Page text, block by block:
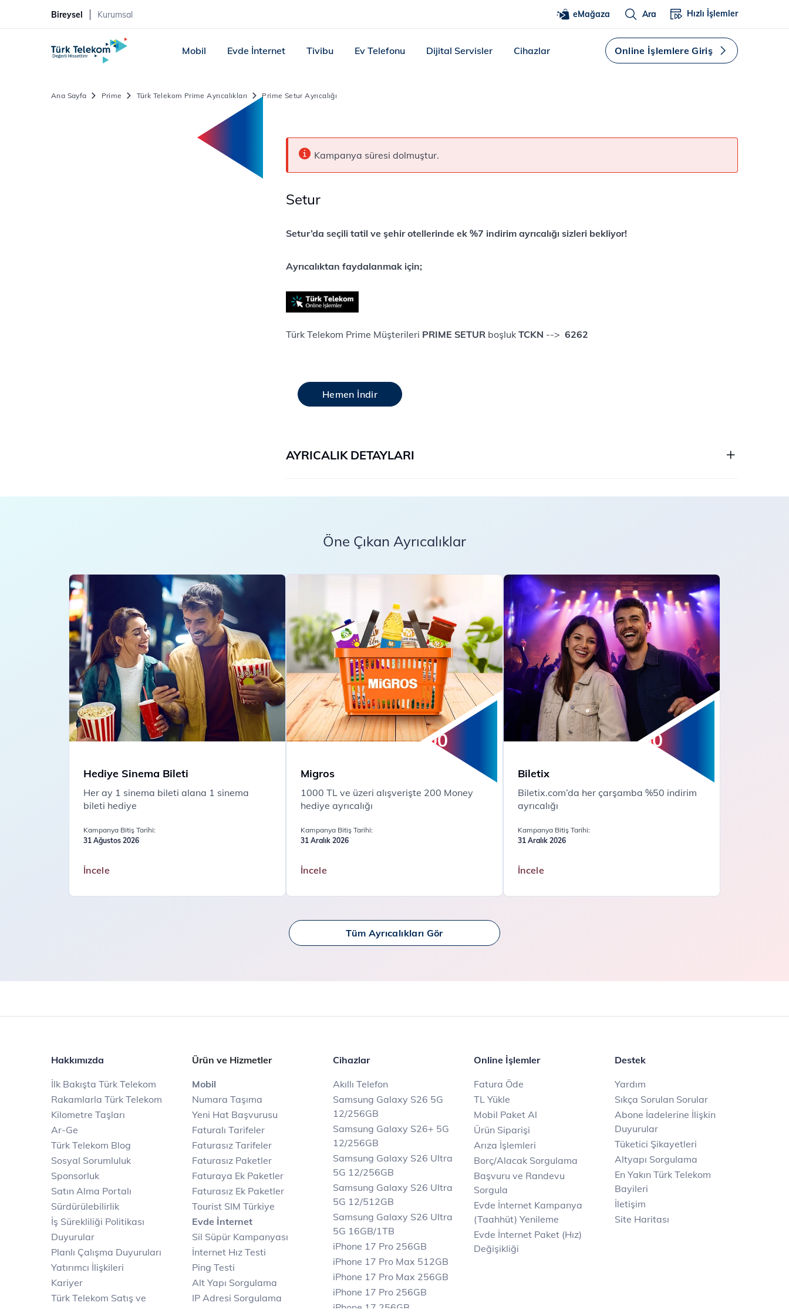
Bireysel Kurumsal eMağaza Ara Hızlı İşlemler
Mobil Evde İnternet Tivibu Ev Telefonu Dijital Servisler Cihazlar Online İşlemlere Giriş
Ana Sayfa Prime Türk Telekom Prime Ayrıcalıkları Prime Setur Ayrıcalığı
7
İndirim
Kampanya süresi dolmuştur.
Setur
Setur’da seçili tatil ve şehir otellerinde ek %7 indirim ayrıcalığı sizleri bekliyor!
Ayrıcalıktan faydalanmak için;
Türk Telekom Prime Müşterileri PRIME SETUR boşluk TCKN --> 6262
Hemen İndir
AYRICALIK DETAYLARI
Öne Çıkan Ayrıcalıklar
Hediye Sinema Bileti
Her ay 1 sinema bileti alana 1 sinema
bileti hediye
Kampanya Bitiş Tarihi:
31 Ağustos 2026
İncele
Migros
1000 TL ve üzeri alışverişte 200 Money
hediye ayrıcalığı
Kampanya Bitiş Tarihi:
31 Aralık 2026
İncele
200
Biletix
Biletix.com’da her çarşamba %50 indirim
ayrıcalığı
Kampanya Bitiş Tarihi:
31 Aralık 2026
İncele
%50
İndirim
Tüm Ayrıcalıkları Gör
Hakkımızda
İlk Bakışta Türk Telekom
Rakamlarla Türk Telekom
Kilometre Taşları
Ar-Ge
Türk Telekom Blog
Sosyal Sorumluluk
Sponsorluk
Satın Alma Portalı
Sürdürülebilirlik
İş Sürekliliği Politikası
Duyurular
Planlı Çalışma Duyuruları
Yatırımcı İlişkileri
Kariyer
Türk Telekom Satış ve
Ürün ve Hizmetler
Mobil
Numara Taşıma
Yeni Hat Başvurusu
Faturalı Tarifeler
Faturasız Tarifeler
Faturasız Paketler
Faturaya Ek Paketler
Faturasız Ek Paketler
Tourist SIM Türkiye
Evde İnternet
Sil Süpür Kampanyası
İnternet Hız Testi
Ping Testi
Alt Yapı Sorgulama
IP Adresi Sorgulama
Cihazlar
Akıllı Telefon
Samsung Galaxy S26 5G
12/256GB
Samsung Galaxy S26+ 5G
12/256GB
Samsung Galaxy S26 Ultra
5G 12/256GB
Samsung Galaxy S26 Ultra
5G 12/512GB
Samsung Galaxy S26 Ultra
5G 16GB/1TB
iPhone 17 Pro 256GB
iPhone 17 Pro Max 512GB
iPhone 17 Pro Max 256GB
iPhone 17 Pro 256GB
iPhone 17 256GB
Online İşlemler
Fatura Öde
TL Yükle
Mobil Paket Al
Ürün Siparişi
Arıza İşlemleri
Borç/Alacak Sorgulama
Başvuru ve Randevu
Sorgula
Evde İnternet Kampanya
(Taahhüt) Yenileme
Evde İnternet Paket (Hız)
Değişikliği
Destek
Yardım
Sıkça Sorulan Sorular
Abone İadelerine İlişkin
Duyurular
Tüketici Şikayetleri
Altyapı Sorgulama
En Yakın Türk Telekom
Bayileri
İletişim
Site Haritası